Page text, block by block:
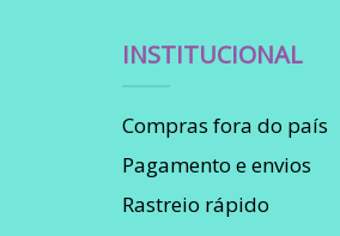
INSTITUCIONAL
Compras fora do país
Pagamento e envios
Rastreio rápido